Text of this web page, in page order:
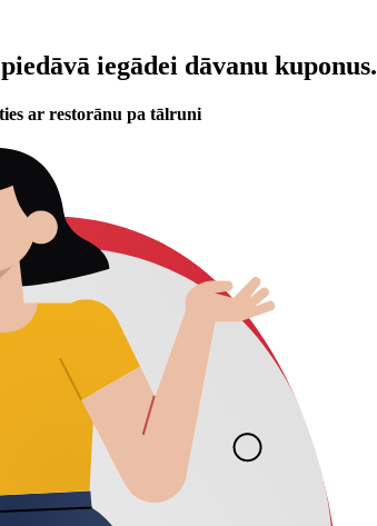
iegādei dāvanu kuponus.
ar restorānu pa tālruni